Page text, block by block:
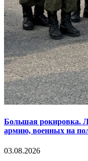
Большая рокировка.
армию, военных на
03.08.2026